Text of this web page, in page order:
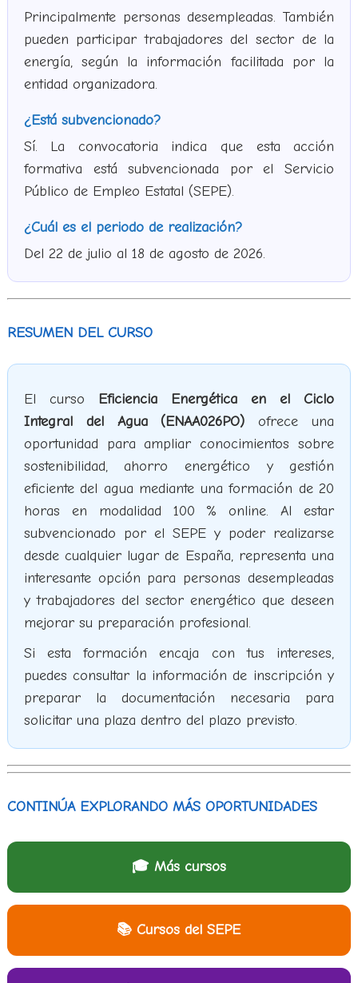
Principalmente personas desempleadas. También
pueden participar trabajadores del sector de la
energía, según la información facilitada por la
entidad organizadora.
¿Está subvencionado?
Sí. La convocatoria indica que esta acción
formativa está subvencionada por el Servicio
Público de Empleo Estatal (SEPE).
¿Cuál es el periodo de realización?
Del 22 de julio al 18 de agosto de 2026.
RESUMEN DEL CURSO
El curso Eficiencia Energética en el Ciclo
Integral del Agua (ENAA026PO) ofrece una
oportunidad para ampliar conocimientos sobre
sostenibilidad, ahorro energético y gestión
eficiente del agua mediante una formación de 20
horas en modalidad 100 % online. Al estar
subvencionado por el SEPE y poder realizarse
desde cualquier lugar de España, representa una
interesante opción para personas desempleadas
y trabajadores del sector energético que deseen
mejorar su preparación profesional.
Si esta formación encaja con tus intereses,
puedes consultar la información de inscripción y
preparar la documentación necesaria para
solicitar una plaza dentro del plazo previsto.
CONTINÚA EXPLORANDO MÁS OPORTUNIDADES
🎓 Más cursos
📚 Cursos del SEPE